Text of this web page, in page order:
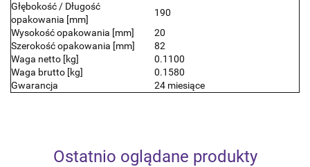
Głębokość / Długość
opakowania [mm]
190
Wysokość opakowania [mm]
20
Szerokość opakowania [mm]
82
Waga netto [kg]
0.1100
Waga brutto [kg]
0.1580
Gwarancja
24 miesiące
Ostatnio oglądane produkty